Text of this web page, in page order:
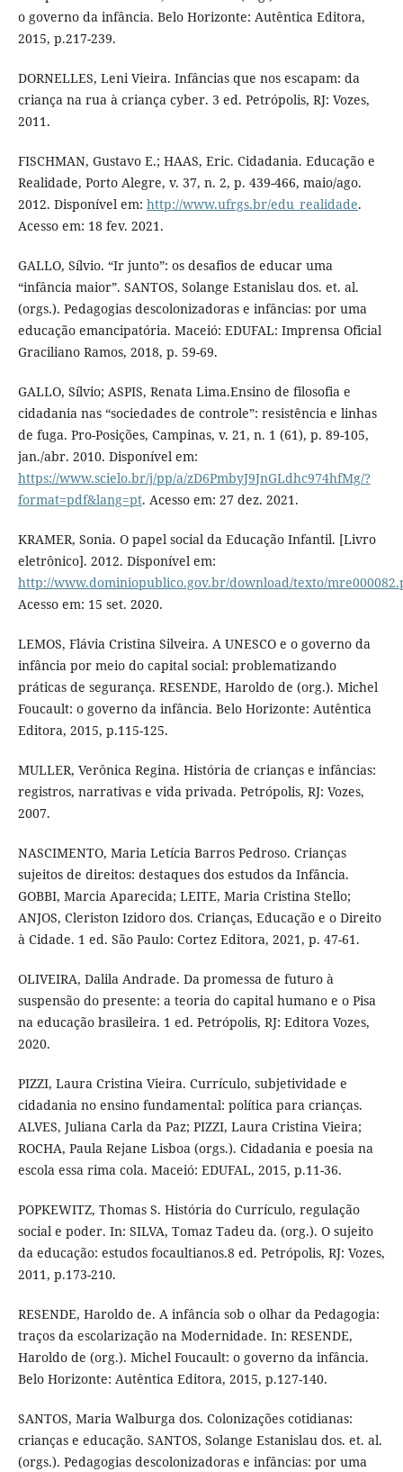
o governo da infância. Belo Horizonte: Autêntica Editora,
2015, p.217-239.
DORNELLES, Leni Vieira. Infâncias que nos escapam: da
criança na rua à criança cyber. 3 ed. Petrópolis, RJ: Vozes,
2011.
FISCHMAN, Gustavo E.; HAAS, Eric. Cidadania. Educação e
Realidade, Porto Alegre, v. 37, n. 2, p. 439-466, maio/ago.
2012. Disponível em: http://www.ufrgs.br/edu_realidade.
Acesso em: 18 fev. 2021.
GALLO, Sílvio. “Ir junto”: os desafios de educar uma
“infância maior”. SANTOS, Solange Estanislau dos. et. al.
(orgs.). Pedagogias descolonizadoras e infâncias: por uma
educação emancipatória. Maceió: EDUFAL: Imprensa Oficial
Graciliano Ramos, 2018, p. 59-69.
GALLO, Sílvio; ASPIS, Renata Lima.Ensino de filosofia e
cidadania nas “sociedades de controle”: resistência e linhas
de fuga. Pro-Posições, Campinas, v. 21, n. 1 (61), p. 89-105,
jan./abr. 2010. Disponível em:
https://www.scielo.br/j/pp/a/zD6PmbyJ9JnGLdhc974hfMg/?
format=pdf&lang=pt. Acesso em: 27 dez. 2021.
KRAMER, Sonia. O papel social da Educação Infantil. [Livro
eletrônico]. 2012. Disponível em:
http://www.dominiopublico.gov.br/download/texto/
Acesso em: 15 set. 2020.
LEMOS, Flávia Cristina Silveira. A UNESCO e o governo da
infância por meio do capital social: problematizando
práticas de segurança. RESENDE, Haroldo de (org.). Michel
Foucault: o governo da infância. Belo Horizonte: Autêntica
Editora, 2015, p.115-125.
MULLER, Verônica Regina. História de crianças e infâncias:
registros, narrativas e vida privada. Petrópolis, RJ: Vozes,
2007.
NASCIMENTO, Maria Letícia Barros Pedroso. Crianças
sujeitos de direitos: destaques dos estudos da Infância.
GOBBI, Marcia Aparecida; LEITE, Maria Cristina Stello;
ANJOS, Cleriston Izidoro dos. Crianças, Educação e o Direito
à Cidade. 1 ed. São Paulo: Cortez Editora, 2021, p. 47-61.
OLIVEIRA, Dalila Andrade. Da promessa de futuro à
suspensão do presente: a teoria do capital humano e o Pisa
na educação brasileira. 1 ed. Petrópolis, RJ: Editora Vozes,
2020.
PIZZI, Laura Cristina Vieira. Currículo, subjetividade e
cidadania no ensino fundamental: política para crianças.
ALVES, Juliana Carla da Paz; PIZZI, Laura Cristina Vieira;
ROCHA, Paula Rejane Lisboa (orgs.). Cidadania e poesia na
escola essa rima cola. Maceió: EDUFAL, 2015, p.11-36.
POPKEWITZ, Thomas S. História do Currículo, regulação
social e poder. In: SILVA, Tomaz Tadeu da. (org.). O sujeito
da educação: estudos focaultianos.8 ed. Petrópolis, RJ: Vozes,
2011, p.173-210.
RESENDE, Haroldo de. A infância sob o olhar da Pedagogia:
traços da escolarização na Modernidade. In: RESENDE,
Haroldo de (org.). Michel Foucault: o governo da infância.
Belo Horizonte: Autêntica Editora, 2015, p.127-140.
SANTOS, Maria Walburga dos. Colonizações cotidianas:
crianças e educação. SANTOS, Solange Estanislau dos. et. al.
(orgs.). Pedagogias descolonizadoras e infâncias: por uma